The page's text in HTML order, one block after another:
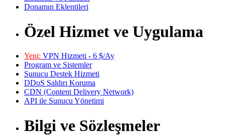
Donamın Eklentileri
Özel Hizmet ve Uygulama
Yeni: VPN Hizmeti - 6 $/Ay
Program ve Sistemler
Sunucu Destek Hizmeti
DDoS Saldırı Koruma
CDN (Content Delivery Network)
API ile Sunucu Yönetimi
Bilgi ve Sözleşmeler